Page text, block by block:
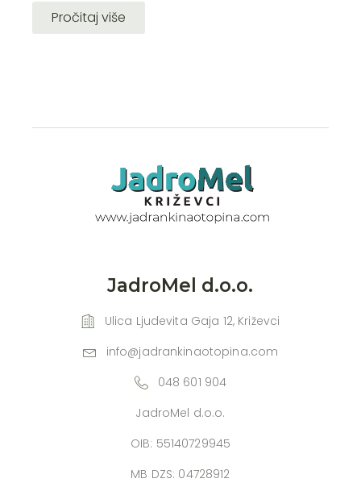
Pročitaj više
JadroMel d.o.o.
Ulica Ljudevita Gaja 12, Križevci
info@jadrankinaotopina.com
048 601 904
JadroMel d.o.o.
OIB: 55140729945
MB DZS: 04728912